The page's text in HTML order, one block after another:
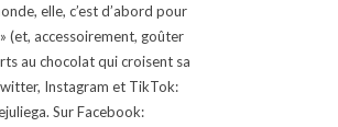
elle, c’est d’abord pour
(et, accessoirement, goûter
au chocolat qui croisent sa
Instagram et TikTok:
Sur Facebook: